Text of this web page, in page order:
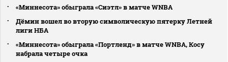
«Миннесота» обыграла «Сиэтл» в матче WNBA
Дёмин вошел во вторую символическую пятерку Летней
лиги НБА
«Миннесота» обыграла «Портленд» в матче WNBA, Косу
набрала четыре очка